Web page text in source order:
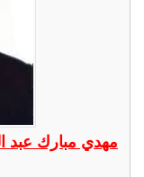
مهدي مبارك عبد